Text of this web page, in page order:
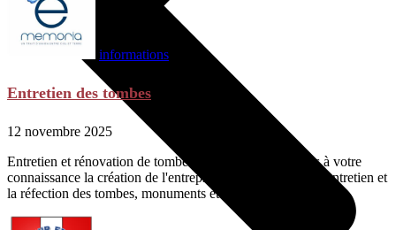
informations
Entretien des tombes
12 novembre 2025
Entretien et rénovation de tombes, stèles... Nous portons à votre
connaissance la création de l'entreprise E-memoria pour l'entretien et
la réfection des tombes, monuments et stèles. Travail rapide...